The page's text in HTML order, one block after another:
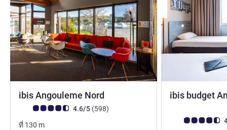
ibis Angouleme Nord
คะแนนความคิดเห็นจากแขก (เรทติ้งบน ALL)
4.6/5 (598รีวิว รายการ
)
ที่ 130 m
ibis budget
คะแนนความคิดเ